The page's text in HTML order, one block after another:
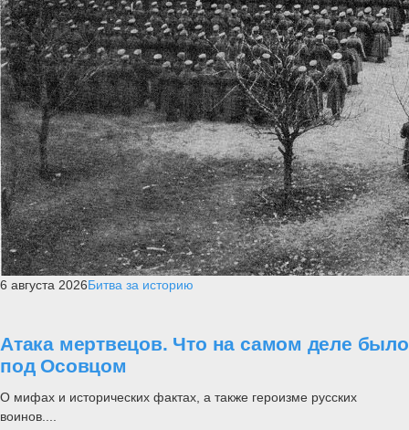
6 августа 2026Битва за историю
Атака мертвецов. Что на самом деле было
под Осовцом
О мифах и исторических фактах, а также героизме русских
воинов....